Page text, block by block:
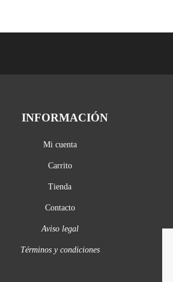
INFORMACIÓN
Mi cuenta
Carrito
Tienda
Contacto
Aviso legal
Términos y condiciones